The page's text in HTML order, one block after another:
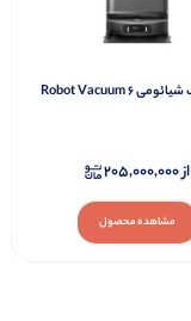
جارو رباتیک شیائومی Robot Vacuum 6
مشاهده محصول
از205,000,000